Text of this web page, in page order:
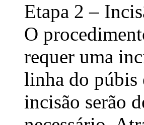
Etapa 2 –
O
requer uma
linha do púbis
incisão serão